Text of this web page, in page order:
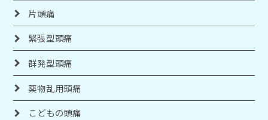
片頭痛
緊張型頭痛
群発型頭痛
薬物乱用頭痛
こどもの頭痛